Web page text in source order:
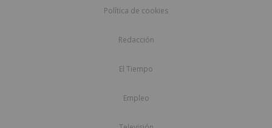
Política de cookies
Redacción
El Tiempo
Empleo